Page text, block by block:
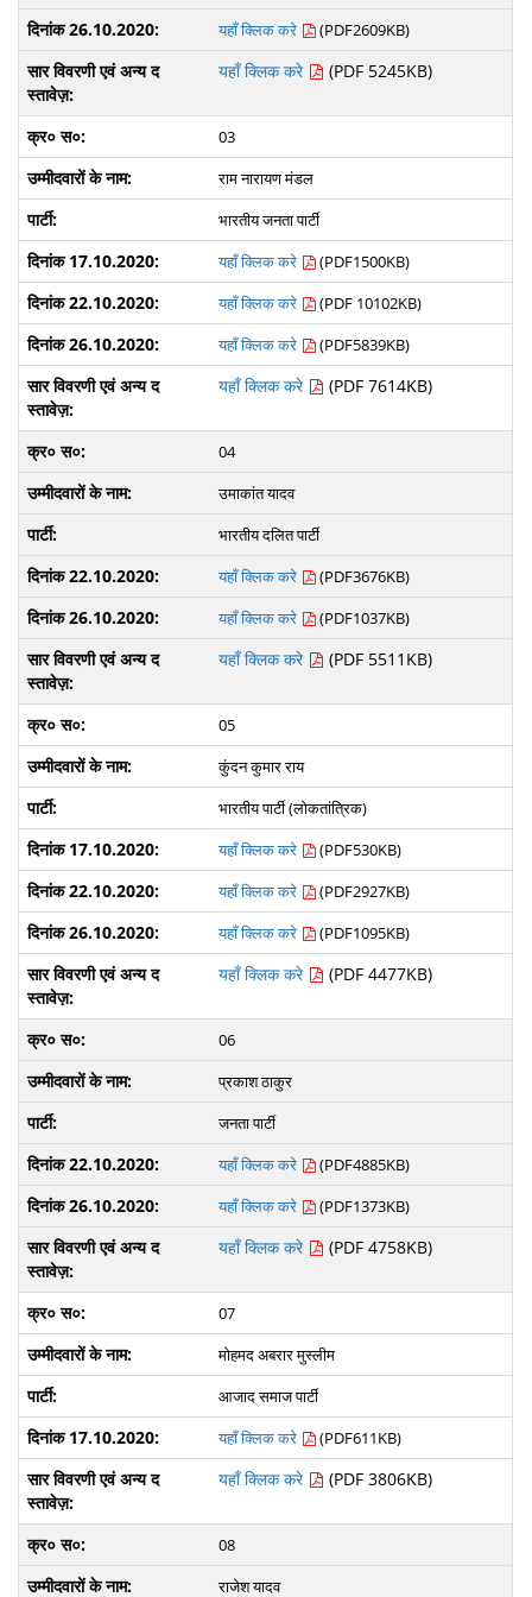
यहाँ क्लिक करे (PDF2609KB)
यहाँ क्लिक करे (PDF 5245KB)
03
राम नारायण मंडल
भारतीय जनता पार्टी
यहाँ क्लिक करे
(PDF1500KB)
यहाँ क्लिक करे
(PDF 10102KB)
यहाँ क्लिक करे
(PDF5839KB)
यहाँ क्लिक करे (PDF 7614KB)
04
उमाकांत यादव
भारतीय दलित पार्टी
यहाँ क्लिक करे
(PDF3676KB)
यहाँ क्लिक करे
(PDF1037KB)
यहाँ क्लिक करे (PDF 5511KB)
05
कुंदन कुमार राय
भारतीय पार्टी (लोकतांत्रिक)
यहाँ क्लिक करे
(PDF530KB)
यहाँ क्लिक करे
(PDF2927KB)
यहाँ क्लिक करे
(PDF1095KB)
यहाँ क्लिक करे (PDF 4477KB)
06
प्रकाश ठाकुर
जनता पार्टी
यहाँ क्लिक करे
(PDF4885KB)
यहाँ क्लिक करे
(PDF1373KB)
यहाँ क्लिक करे (PDF 4758KB)
07
मोहमद अबरार मुस्लीम
आजाद समाज पार्टी
यहाँ क्लिक करे
(PDF611KB)
यहाँ क्लिक करे (PDF 3806KB)
08
राजेश यादव